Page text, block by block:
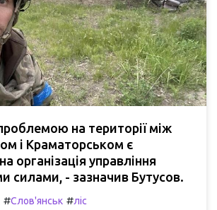
на території між
і Краматорськом є
організація управління
силами, - зазначив Бутусов.
#Слов'янськ #ліс